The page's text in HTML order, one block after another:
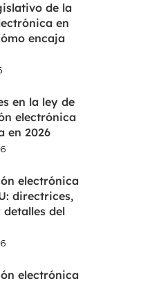
de la
en
encaja
en la ley de
electrónica
en 2026
electrónica
directrices,
del
electrónica